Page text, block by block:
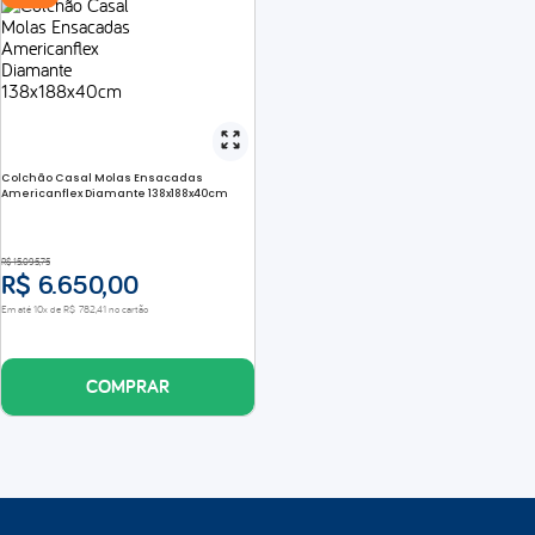
Colchão Casal Molas Ensacadas
Americanflex Diamante 138x188x40cm
R$ 15.095,75
R$ 6.650,00
Em até10x deR$ 78241no cartão
COMPRAR